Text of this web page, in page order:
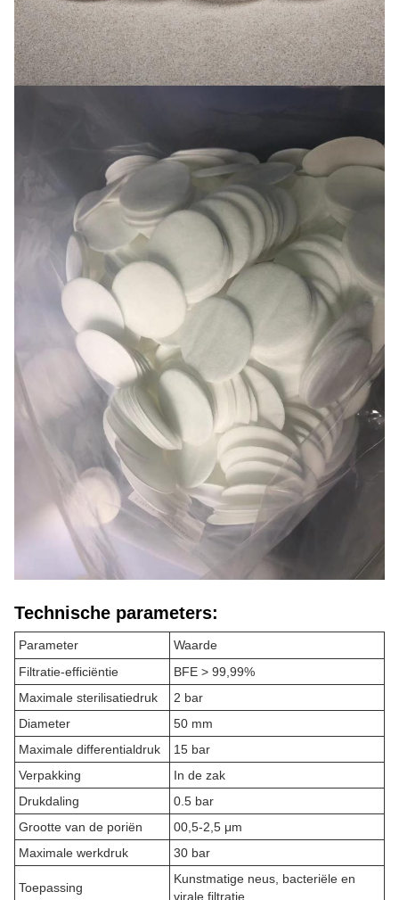
Technische parameters:
Parameter
Waarde
Filtratie-efficiëntie
BFE > 99,99%
Maximale sterilisatiedruk
2 bar
Diameter
50 mm
Maximale differentialdruk
15 bar
Verpakking
In de zak
Drukdaling
0.5 bar
Grootte van de poriën
00,5-2,5 μm
Maximale werkdruk
30 bar
Toepassing
Kunstmatige neus, bacteriële en
virale filtratie